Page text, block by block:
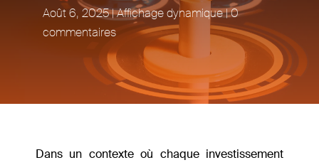
Août 6, 2025|Affichage dynamique|0
commentaires
Dans un contexte où chaque investissement